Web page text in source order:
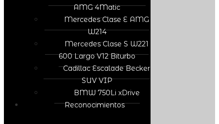
AMG 4Matic
Mercedes Clase E AMG
W214
Mercedes Clase S W221
600 Largo V12 Biturbo
Cadillac Escalade Becker
SUV VIP
BMW 750Li xDrive
Reconocimientos